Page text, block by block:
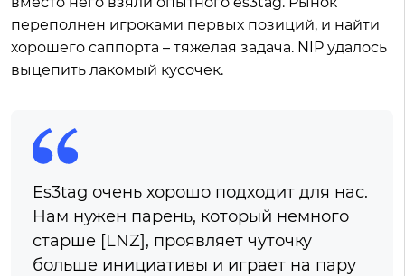
переполнен игроками первых позиций, и найти
хорошего саппорта – тяжелая задача. NIP удалось
выцепить лакомый кусочек.
Es3tag очень хорошо подходит для нас.
Нам нужен парень, который немного
старше [LNZ], проявляет чуточку
больше инициативы и играет на пару